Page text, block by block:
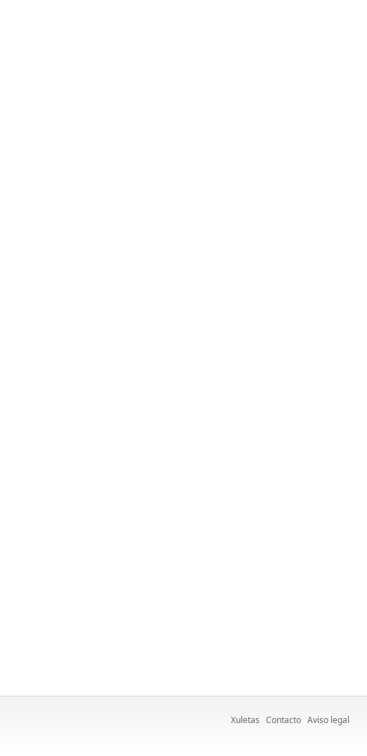
Xuletas Contacto Aviso legal